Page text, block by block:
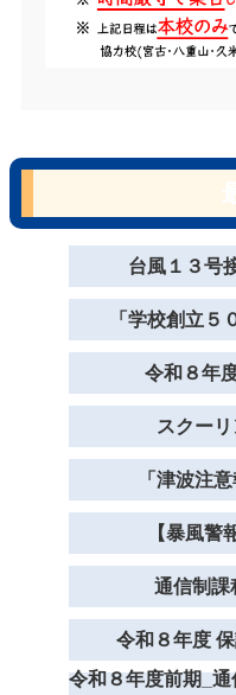
台風１３号
「学校創立５
令和８年
スクー
「津波注
【暴風警
通信制課
令和８年度
令和８年度前期_